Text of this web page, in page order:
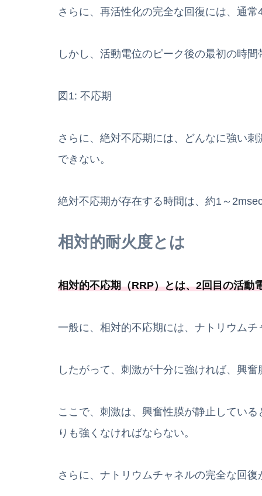
さらに、再活性化の完全な回復には、通
しかし、活動電位のピーク後の最初の時
図1: 不応期
さらに、絶対不応期には、どんなに強い
できない。
絶対不応期が存在する時間は、約1～
相対的耐火度とは
相対的不応期（RRP）とは、2回目の活動
一般に、相対的不応期には、ナトリウム
したがって、刺激が十分に強ければ、興
ここで、刺激は、興奮性膜が静止してい
りも強くなければならない。
さらに、ナトリウムチャネルの完全な回